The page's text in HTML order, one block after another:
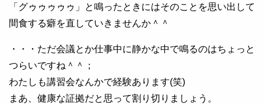
「グゥゥゥゥゥ」と鳴ったときにはそのことを思い出して
間食する癖を直していきませんか＾＾
・・・ただ会議とか仕事中に静かな中で鳴るのはちょっと
つらいですね＾＾；
わたしも講習会なんかで経験あります(笑)
まあ、健康な証拠だと思って割り切りましょう。